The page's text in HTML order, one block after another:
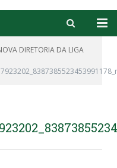
DIRETORIA DA LIGA